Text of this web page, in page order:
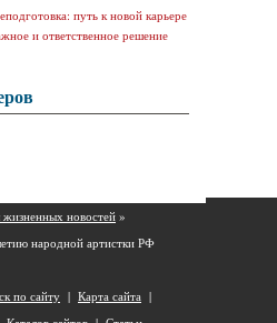
путь к новой карьере
и ответственное решение
новостей »
народной артистки РФ
по сайту | Карта сайта |